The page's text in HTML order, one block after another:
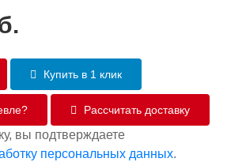
Купить в 1 клик
Рассчитать доставку
вы подтверждаете
персональных данных.